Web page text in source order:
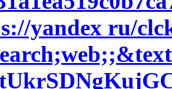
yandex ru/